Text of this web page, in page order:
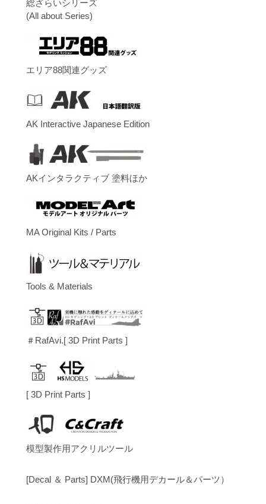
総ざらいシリーズ
(All about Series)
エリア88関連グッズ
AK Interactive Japanese Edition
AKインタラクティブ 塗料ほか
MA Original Kits / Parts
Tools & Materials
＃RafAvi.[ 3D Print Parts ]
[ 3D Print Parts ]
模型製作用アクリルツール
[Decal ＆ Parts] DXM(飛行機用デカール＆パーツ）